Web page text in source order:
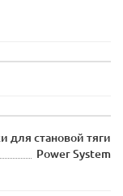
для становой тяги
Power System